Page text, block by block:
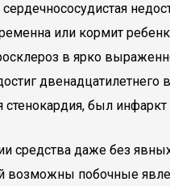
или кормит
в ярко
двенадцатилетнего
стенокардия, был
средства даже без
возможны побочные